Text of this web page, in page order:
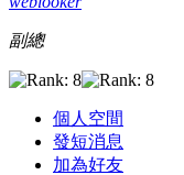
副總
個人空間
發短消息
加為好友